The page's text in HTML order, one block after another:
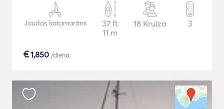
Jaudas katamarāns
37 ft
11 m
18 Kruīza 3
€1,850 /diena